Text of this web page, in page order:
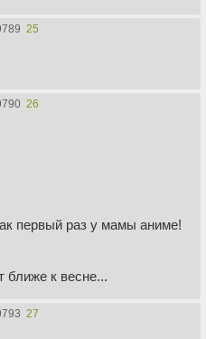
25
26
первый раз у мамы аниме!
ближе к весне...
27